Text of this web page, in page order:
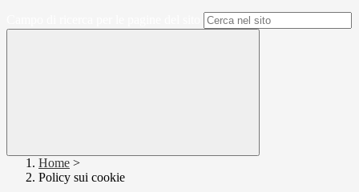
Home >
Policy sui cookie